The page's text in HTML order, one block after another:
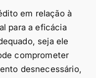
em relação à
para a eficácia
seja ele
comprometer
desnecessário,